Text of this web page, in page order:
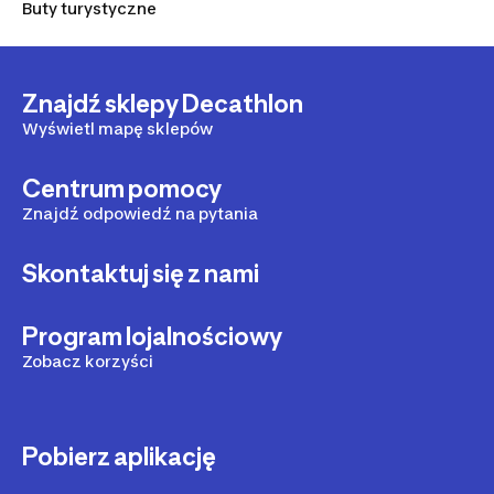
Buty turystyczne
Znajdź sklepy Decathlon
Wyświetl mapę sklepów
Centrum pomocy
Znajdź odpowiedź na pytania
Skontaktuj się z nami
Program lojalnościowy
Zobacz korzyści
Pobierz aplikację